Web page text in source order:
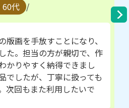
60代 /
版画を手放すことになり、
た。担当の方が親切で、作
かりやすく納得できまし
でしたが、丁寧に扱っても
次回もまた利用したいで